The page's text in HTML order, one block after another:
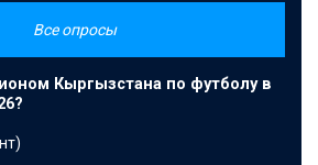
Все опросы
Кыргызстана по футболу в